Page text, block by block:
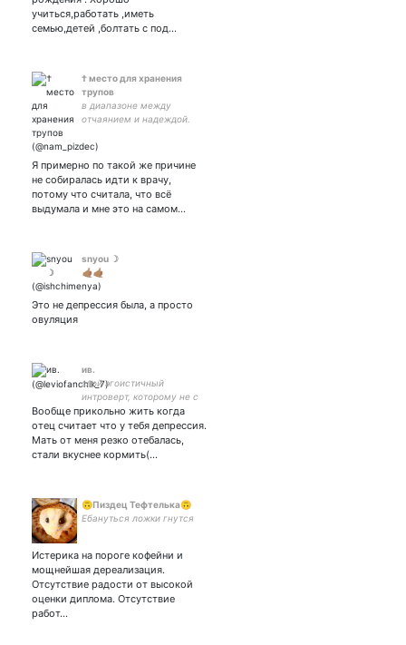
учиться,работать ,иметь
семью,детей ,болтать с под…
† место для хранения
трупов
в диапазоне между
отчаянием и надеждой.
Я примерно по такой же причине
не собиралась идти к врачу,
потому что считала, что всё
выдумала и мне это на самом…
snyou ☽
🤙🏽🤙🏽
Это не депрессия была, а просто
овуляция
ив.
злой эгоистичный
интроверт, которому не с
кем поговорить
Вообще прикольно жить когда
отец считает что у тебя депрессия.
Мать от меня резко отебалась,
стали вкуснее кормить(…
🙃Пиздец Тефтелька🙃
Ебануться ложки гнутся
Истерика на пороге кофейни и
мощнейшая дереализация.
Отсутствие радости от высокой
оценки диплома. Отсутствие
работ…